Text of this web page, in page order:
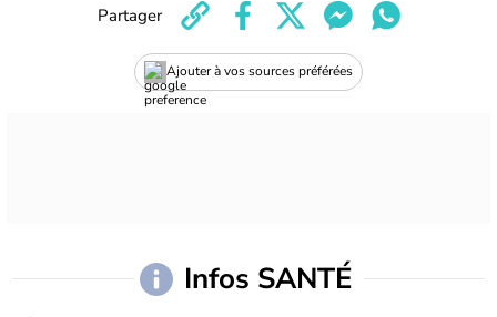
Ajouter à vos sources préférées
Partager
Infos SANTÉ